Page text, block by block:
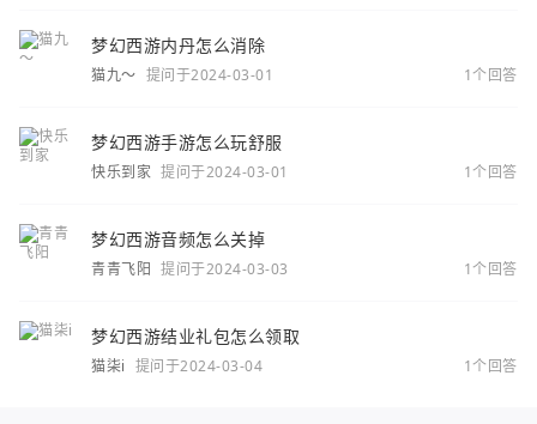
梦幻西游内丹怎么消除
猫九～ 提问于2024-03-01 1个回答
梦幻西游手游怎么玩舒服
快乐到家 提问于2024-03-01 1个回答
梦幻西游音频怎么关掉
青青飞阳 提问于2024-03-03 1个回答
梦幻西游结业礼包怎么领取
猫柒i 提问于2024-03-04 1个回答